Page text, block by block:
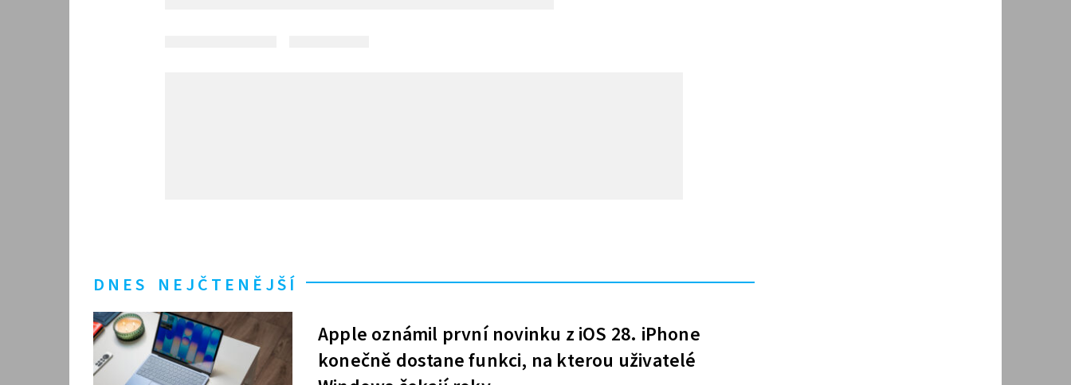
DNES NEJČTENĚJŠÍ
Apple oznámil první novinku z iOS 28. iPhone
konečně dostane funkci, na kterou uživatelé